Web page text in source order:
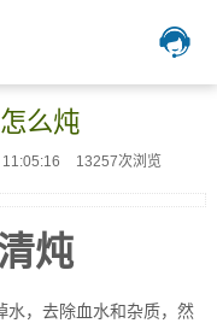
么炖
13257次浏览
炖
水，去除血水和杂质，然